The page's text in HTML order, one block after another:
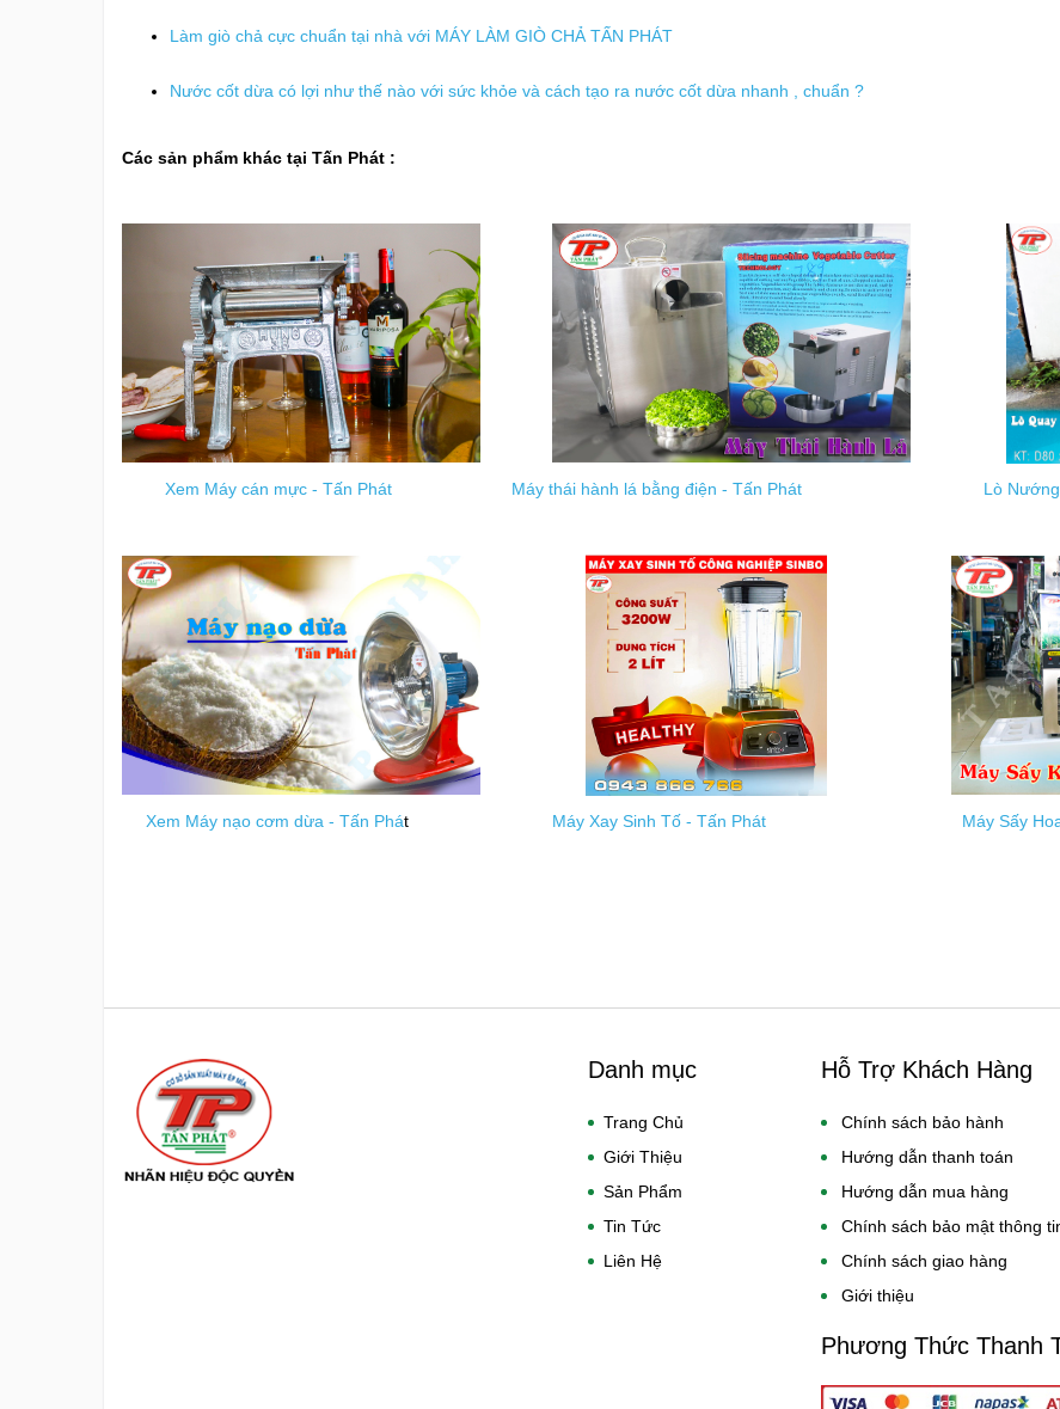
Làm giò chả cực chuẩn tại nhà với MÁY LÀM GIÒ CHẢ TẤN PHÁT
Nước cốt dừa có lợi như thế nào với sức khỏe và cách tạo ra nước cốt dừa nhanh , chuẩn ?
Các sản phẩm khác tại Tấn Phát :
Xem Máy cán mực - Tấn Phát Máy thái hành lá bằng điện - Tấn Phát Lò
Xem Máy nạo cơm dừa - Tấn Phát Máy Xay Sinh Tố - Tấn Phát Máy Sấy
Danh mục
Trang Chủ
Giới Thiệu
Sản Phẩm
Tin Tức
Liên Hệ
Hỗ Trợ Khách Hàng
Chính sách bảo hành
Hướng dẫn thanh toán
Hướng dẫn mua hàng
Chính sách bảo mật thông
Chính sách giao hàng
Giới thiệu
Phương Thức Thanh